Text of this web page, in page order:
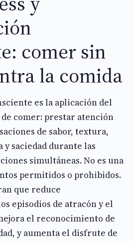
comer sin
la comida
es la aplicación del
de comer: prestar atención
de sabor, textura,
saciedad durante las
simultáneas. No es una
permitidos o prohibidos.
que reduce
episodios de atracón y el
el reconocimiento de
y aumenta el disfrute de